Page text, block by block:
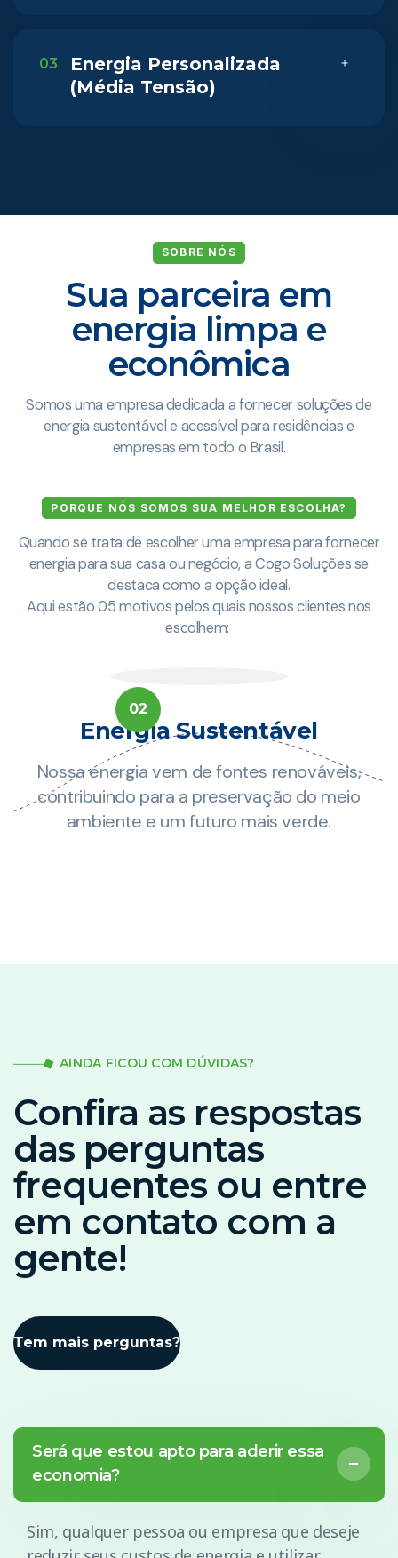
03
Energia Personalizada
(Média Tensão)
SOBRE NÓS
Sua parceira em
energia limpa e
econômica
Somos uma empresa dedicada a fornecer soluções de
energia sustentável e acessível para residências e
empresas em todo o Brasil.
PORQUE NÓS SOMOS SUA MELHOR ESCOLHA?
Quando se trata de escolher uma empresa para fornecer
energia para sua casa ou negócio, a Cogo Soluções se
destaca como a opção ideal.
Aqui estão 05 motivos pelos quais nossos clientes nos
escolhem:
02
Energia Sustentável
Nossa energia vem de fontes renováveis,
contribuindo para a preservação do meio
ambiente e um futuro mais verde.
AINDA FICOU COM DÚVIDAS?
Confira as respostas
das perguntas
frequentes ou entre
em contato com a
gente!
Tem mais perguntas?
Será que estou apto para aderir essa
economia?
Sim, qualquer pessoa ou empresa que deseje